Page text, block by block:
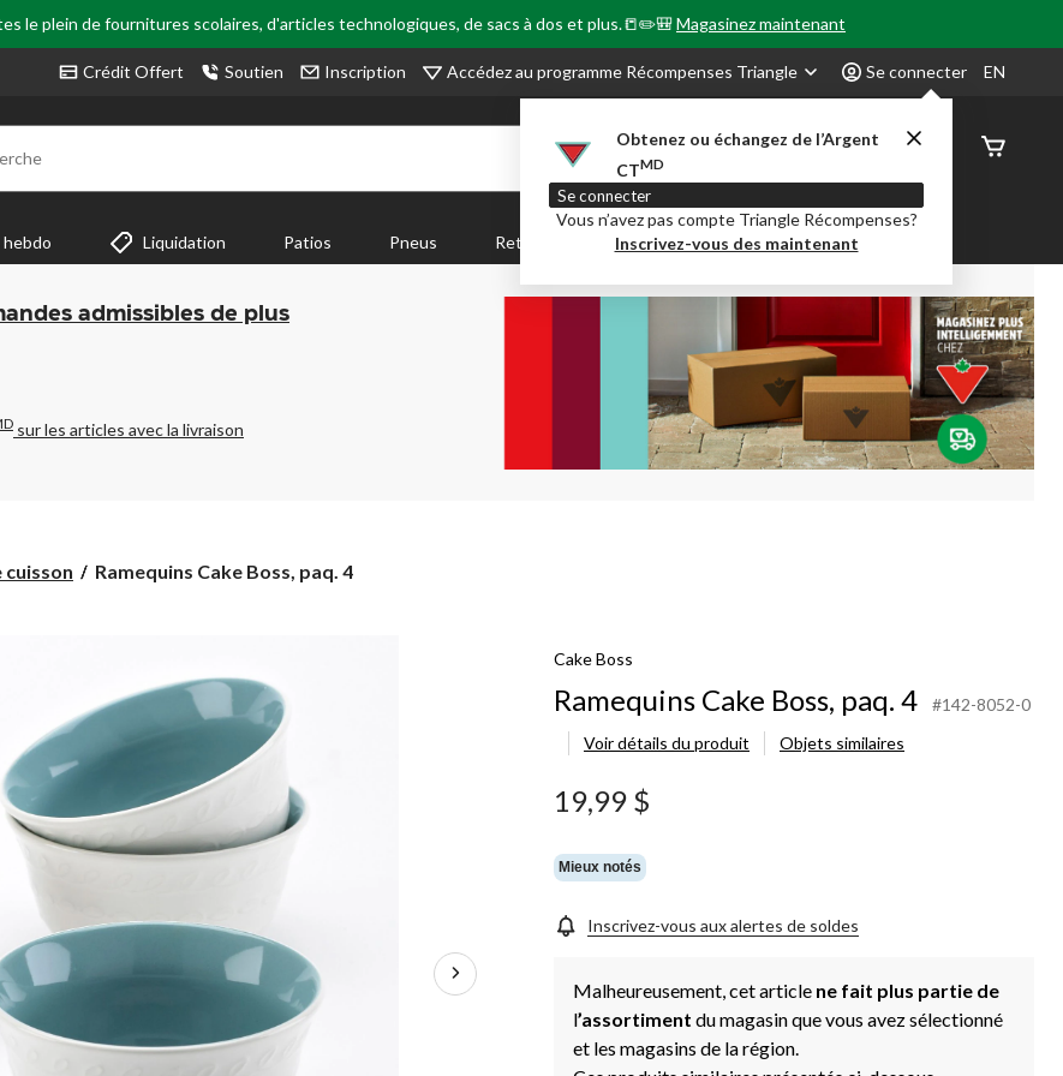
le plein de fournitures scolaires, d'articles technologiques, de sacs à dos et plus.📒✏️🎒Magasinez maintenant
Crédit Offert Soutien Inscription Accédez au programme Récompenses Triangle Se connecter
Obtenez ou échangez de l’Argent
CTMD
Se connecter
Vous n’avez pas compte Triangle Récompenses?
Inscrivez-vous des maintenant
EN
État de
Liquidation Patios Pneus Retour en Classe Party City Centre-auto
admissibles de plus
sur les articles avec la livraison
cuisson
Ramequins
Ramequins Cake Boss, paq. 4
Cake Boss
Ramequins Cake Boss, paq. 4
#142-8052-0
Voir détails du produit
Objets similaires
19,99 $
Mieux notés
Inscrivez-vous aux alertes de soldes
Malheureusement, cet article ne fait plus partie de
l’assortiment du magasin que vous avez sélectionné
et les magasins de la région.